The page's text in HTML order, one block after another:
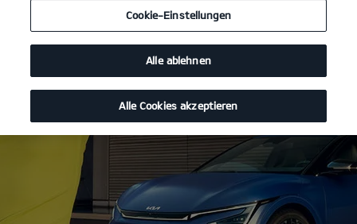
Cookie-Einstellungen
Alle ablehnen
Alle Cookies akzeptieren